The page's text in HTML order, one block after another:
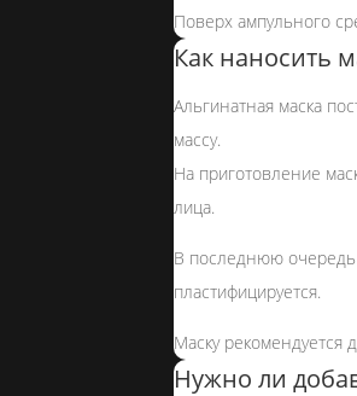
Поверх ампульного
Как наносить
Альгинатная маска
массу.
На приготовление
лица.
В последнюю очередь
пластифицируется.
Маску рекомендуется
Нужно ли